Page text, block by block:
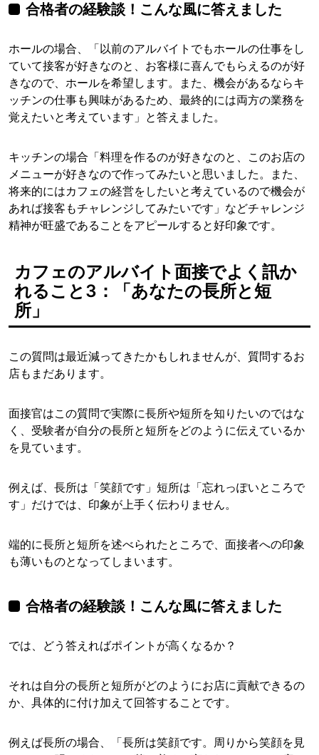
合格者の経験談！こんな風に答えました
ホールの場合、「以前のアルバイトでもホールの仕事をし
ていて接客が好きなのと、お客様に喜んでもらえるのが好
きなので、ホールを希望します。また、機会があるならキ
ッチンの仕事も興味があるため、最終的には両方の業務を
覚えたいと考えています」と答えました。
キッチンの場合「料理を作るのが好きなのと、このお店の
メニューが好きなので作ってみたいと思いました。また、
将来的にはカフェの経営をしたいと考えているので機会が
あれば接客もチャレンジしてみたいです」などチャレンジ
精神が旺盛であることをアピールすると好印象です。
カフェのアルバイト面接でよく訊か
れること3：「あなたの長所と短
所」
この質問は最近減ってきたかもしれませんが、質問するお
店もまだあります。
面接官はこの質問で実際に長所や短所を知りたいのではな
く、受験者が自分の長所と短所をどのように伝えているか
を見ています。
例えば、長所は「笑顔です」短所は「忘れっぽいところで
す」だけでは、印象が上手く伝わりません。
端的に長所と短所を述べられたところで、面接者への印象
も薄いものとなってしまいます。
合格者の経験談！こんな風に答えました
では、どう答えればポイントが高くなるか？
それは自分の長所と短所がどのようにお店に貢献できるの
か、具体的に付け加えて回答することです。
例えば長所の場合、「長所は笑顔です。周りから笑顔を見